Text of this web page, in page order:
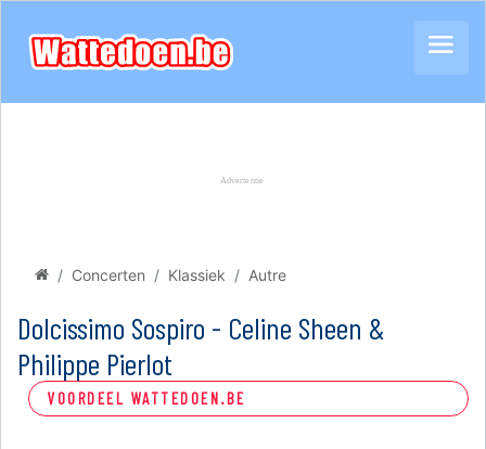
Concerten Klassiek Autre
Dolcissimo Sospiro - Celine Sheen &
Philippe Pierlot
VOORDEEL WATTEDOEN.BE